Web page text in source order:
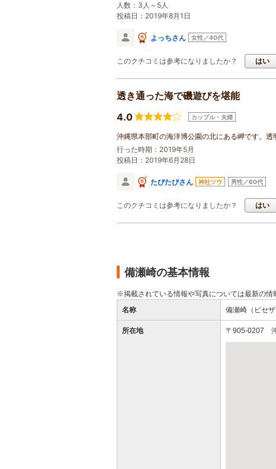
人数：3人～5人
投稿日：2019年8月1日
よっちさん 女性／40代
このクチコミは参考になりましたか？ はい
透き通った海で磯遊びを堪能
4.0
カップル・夫婦
沖縄県本部町の海洋博公園の北にある岬です。透
行った時期：2019年5月
投稿日：2019年6月28日
たびたびさん 神社ツウ 男性／60代
このクチコミは参考になりましたか？ はい
備瀬崎の基本情報
※掲載されている情報や写真については最新の情
名称
備瀬崎（ビセザ
所在地 〒905-0207